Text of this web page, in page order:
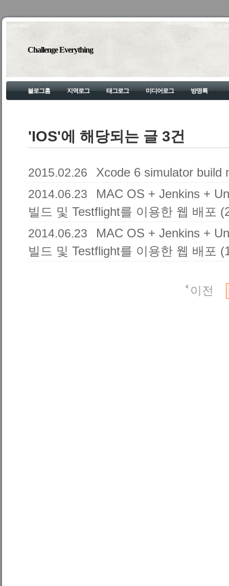
Challenge Everything
블로그홈 지역로그 태그로그 미디어로그 방명록
'IOS'에 해당되는 글 3건
2015.02.26 Xcode 6 simulator build
2014.06.23
MAC OS + Jenkins +
빌드 및 Testflight를 이용한 웹 배포
2014.06.23
MAC OS + Jenkins +
빌드 및 Testflight를 이용한 웹 배포
이전